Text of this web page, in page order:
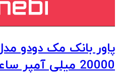
20000 میلی آمپر ساعت